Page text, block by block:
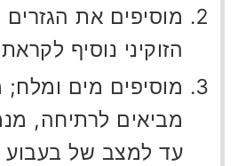
מוסיפים את
הזוקיני נוסיף
מוסיפים מים
מביאים לרתיחה,
עד למצב של בעבוע